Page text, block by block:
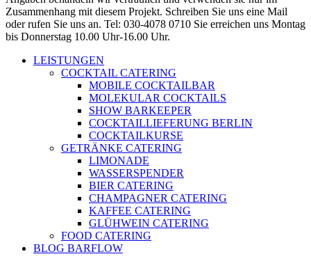
Zusammenhang mit diesem Projekt. Schreiben Sie uns eine Mail
oder rufen Sie uns an. Tel: 030-4078 0710 Sie erreichen uns Montag
bis Donnerstag 10.00 Uhr-16.00 Uhr.
LEISTUNGEN
COCKTAIL CATERING
MOBILE COCKTAILBAR
MOLEKULAR COCKTAILS
SHOW BARKEEPER
COCKTAILLIEFERUNG BERLIN
COCKTAILKURSE
GETRÄNKE CATERING
LIMONADE
WASSERSPENDER
BIER CATERING
CHAMPAGNER CATERING
KAFFEE CATERING
GLÜHWEIN CATERING
FOOD CATERING
BLOG BARFLOW